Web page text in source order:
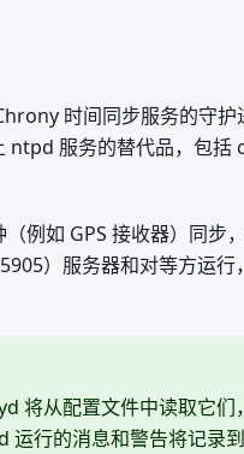
时间同步服务的守
ntpd 服务的替代品，包
例如 GPS 接收器）同步
）服务器和对等方运
将从配置文件中读取它们
行的消息和警告将记录到